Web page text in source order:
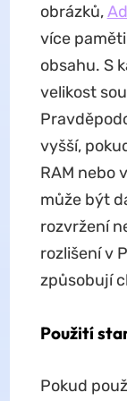
obrázků,
více
obsahu. S
velikost
vyšší,
RAM nebo
může být
rozvržení
rozlišení v
způsobují
Použití
Pokud